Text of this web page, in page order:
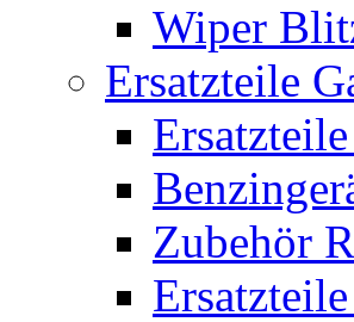
Wiper
Ersatzteile
Zubehör